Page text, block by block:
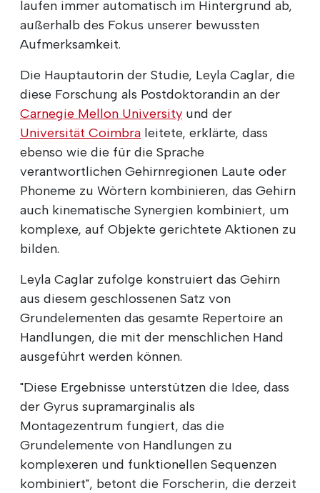
laufen immer automatisch im Hintergrund ab,
außerhalb des Fokus unserer bewussten
Aufmerksamkeit.
Die Hauptautorin der Studie, Leyla Caglar, die
diese Forschung als Postdoktorandin an der
Carnegie Mellon University und der
Universität Coimbra leitete, erklärte, dass
ebenso wie die für die Sprache
verantwortlichen Gehirnregionen Laute oder
Phoneme zu Wörtern kombinieren, das Gehirn
auch kinematische Synergien kombiniert, um
komplexe, auf Objekte gerichtete Aktionen zu
bilden.
Leyla Caglar zufolge konstruiert das Gehirn
aus diesem geschlossenen Satz von
Grundelementen das gesamte Repertoire an
Handlungen, die mit der menschlichen Hand
ausgeführt werden können.
"Diese Ergebnisse unterstützen die Idee, dass
der Gyrus supramarginalis als
Montagezentrum fungiert, das die
Grundelemente von Handlungen zu
komplexeren und funktionellen Sequenzen
kombiniert", betont die Forscherin, die derzeit